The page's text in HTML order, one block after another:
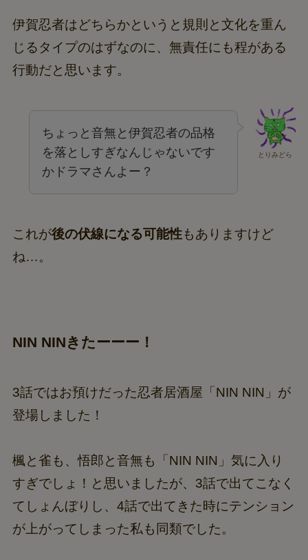
伊賀忍者はどちらかというと規則と文化を重ん
じるタイプのはずなのに、無責任にも程がある
行動だと思います。
とりみどら
ちょっと音無と伊賀忍者の品格
を落としすぎなんじゃないです
かドラマさんよー？
これが後の伏線になる可能性もありますけど
ね…。
NIN NINきたーーー！
3話ではお預けだった忍者居酒屋「NIN NIN」が
登場しました！
楓と雀も、悟郎と音無も「NIN NIN」気に入り
すぎでしょ！と思いましたが、3話で出てこなく
てしょんぼりし、4話で出てきた時にテンション
が上がってしまった私も同類でした。